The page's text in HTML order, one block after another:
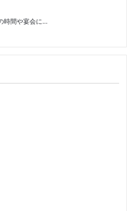
時間や宴会に…